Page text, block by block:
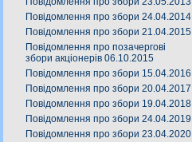
Повідомлення про збори 24.04.2014
Повідомлення про збори 21.04.2015
Повідомлення про позачергові
збори акціонерів 06.10.2015
Повідомлення про збори 15.04.2016
Повідомлення про збори 20.04.2017
Повідомлення про збори 19.04.2018
Повідомлення про збори 24.04.2019
Повідомлення про збори 23.04.2020